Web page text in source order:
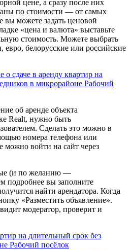
цене, а сразу после них
по стоимости — от самых
можете задать ценовой
«цена и валюта» выставьте
стоимость. Можете выбрать
белорусские или российские
о сдаче в аренду квартир на
в микрорайоне Рабочий
об аренде объекта
Realt, нужно быть
Сделать это можно в
номера телефона или
можно войти на сайт через
(и по желанию —
подробнее вы заполните
найти арендатора. Когда
«Разместить объявление».
модератор, проверит и
на длительный срок без
Рабочий посёлок